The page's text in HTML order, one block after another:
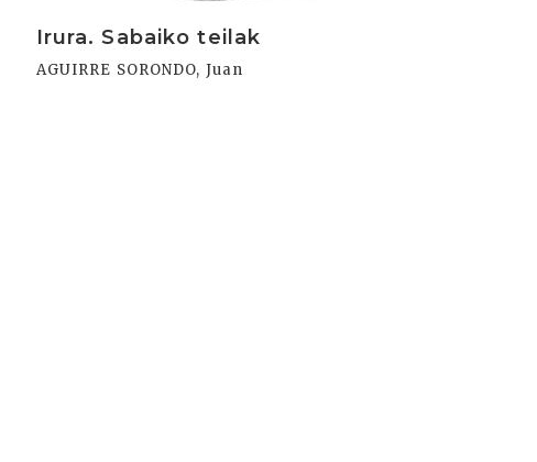
Irura. Sabaiko teilak
AGUIRRE SORONDO, Juan